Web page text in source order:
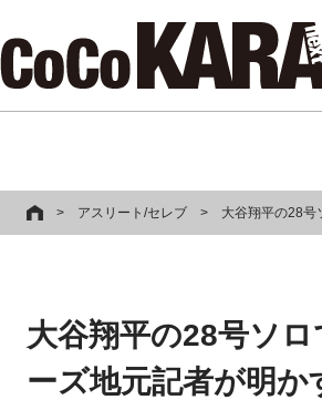
> アスリート/セレブ > 大谷翔平の28号
大谷翔平の28号ソ
ーズ地元記者が明